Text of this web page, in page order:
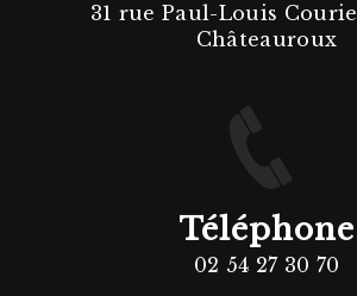
31 rue Paul-Louis
Châteauroux
Téléphone
02 54 27 30 70